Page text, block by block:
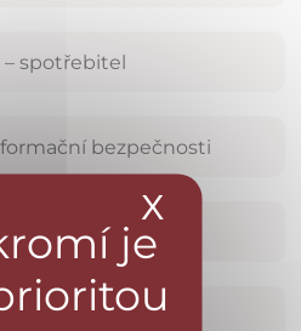
– spotřebitel
bezpečnosti
ISO 9001:2016
IEC 27001:2023
X Skrýt